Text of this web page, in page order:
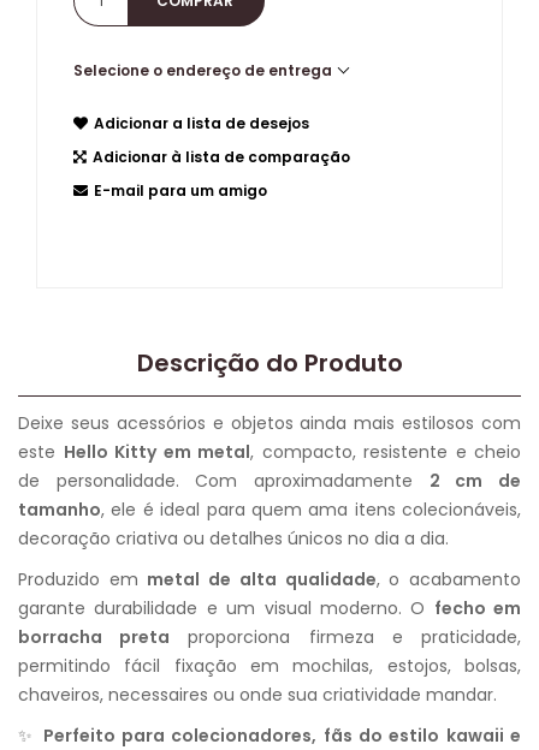
Selecione o endereço de entrega
Adicionar a lista de desejos
Adicionar à lista de comparação
E-mail para um amigo
Descrição do Produto
Deixe seus acessórios e objetos ainda mais estilosos com
este Hello Kitty em metal, compacto, resistente e cheio
de personalidade. Com aproximadamente 2 cm de
tamanho, ele é ideal para quem ama itens colecionáveis,
decoração criativa ou detalhes únicos no dia a dia.
Produzido em metal de alta qualidade, o acabamento
garante durabilidade e um visual moderno. O fecho em
borracha preta proporciona firmeza e praticidade,
permitindo fácil fixação em mochilas, estojos, bolsas,
chaveiros, necessaires ou onde sua criatividade mandar.
✨ Perfeito para colecionadores, fãs do estilo kawaii e